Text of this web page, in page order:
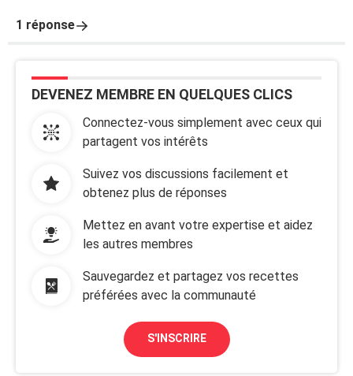
1 réponse
DEVENEZ MEMBRE EN QUELQUES CLICS
Connectez-vous simplement avec ceux qui
partagent vos intérêts
Suivez vos discussions facilement et
obtenez plus de réponses
Mettez en avant votre expertise et aidez
les autres membres
Sauvegardez et partagez vos recettes
préférées avec la communauté
S'INSCRIRE